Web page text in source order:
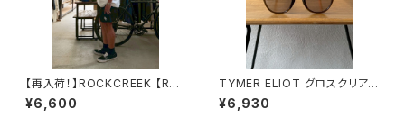
【再入荷！】ROCKCREEK 【RC】
ロゴ ナイロンイージーショーツ
BLACK ロッククリーク
¥6,600
TYMER ELIOT グロスクリアブ
ラウン ライトグレー サングラス
¥6,930